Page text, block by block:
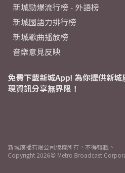
新城勁爆流行榜 - 外語榜
新城國語力排行榜
新城歌曲播放榜
音樂意見反映
免費下載新城App! 為你提供新
現資訊分享無界限！
新城廣播有限公司版權所有，不得轉載。
Copyright 2026© Metro Broadcast